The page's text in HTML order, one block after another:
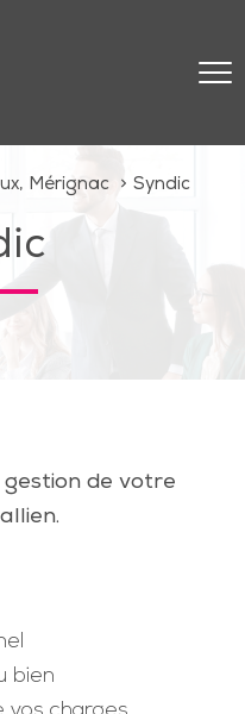
Mérignac Syndic
de votre
bien